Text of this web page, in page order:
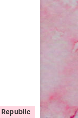
Republic